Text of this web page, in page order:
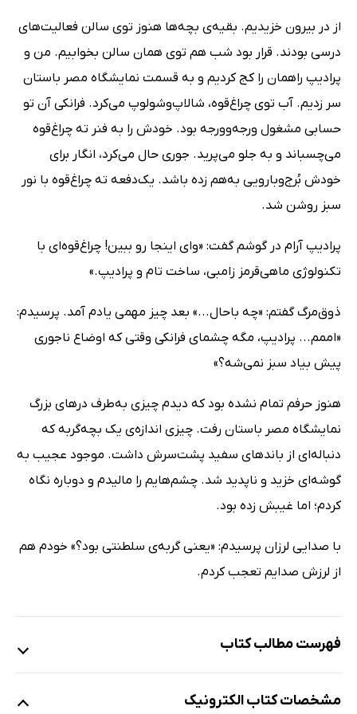
از در بیرون خزیدیم. بقیه‌ی بچه‌ها هنوز توی سالن فعالیت‌های
درسی بودند. قرار بود شب هم توی همان سالن بخوابیم. من و
پرادیپ راهمان را کج کردیم و به قسمت نمایشگاه مصر باستان
سر زدیم. آب توی چراغ‌قوه، شالاپ‌وشولوپ می‌کرد. فرانکی آن تو
حسابی مشغول ورجه‌وورجه بود. خودش را به فنر ته چراغ‌قوه
می‌چسباند و به جلو می‌پرید. جوری حال می‌کرد، انگار برای
خودش بُرج‌وبارویی به‌هم زده باشد. یک‌دفعه ته چراغ‌قوه با نور
سبز روشن شد.
پرادیپ آرام در گوشم گفت: «وای اینجا رو ببین! چراغ‌قوه‌ای با
تکنولوژی ماهی‌قرمز زامبی، ساخت تام و پرادیپ.»
ذوق‌مرگ گفتم: «چه باحال...» بعد چیز مهمی یادم آمد. پرسیدم:
«اممم... پرادیپ، مگه چشمای فرانکی وقتی که اوضاع ناجوری
پیش بیاد سبز نمی‌شه؟»
هنوز حرفم تمام نشده بود که دیدم چیزی به‌طرف درهای بزرگ
نمایشگاه مصر باستان رفت. چیزی اندازه‌ی یک بچه‌گربه که
دنباله‌ای از باندهای سفید پشت‌سرش داشت. موجود عجیب به
گوشه‌ای خزید و ناپدید شد. چشم‌هایم را مالیدم و دوباره نگاه
کردم؛ اما غیبش زده بود.
با صدایی لرزان پرسیدم: «یعنی گربه‌ی سلطنتی بود؟» خودم هم
از لرزش صدایم تعجب کردم.
فهرست مطالب کتاب
مشخصات کتاب الکترونیک